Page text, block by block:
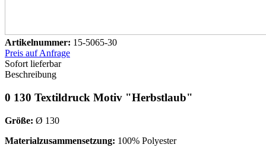
Artikelnummer: 15-5065-30
Preis auf Anfrage
Sofort lieferbar
Beschreibung
0 130 Textildruck Motiv "Herbstlaub"
Größe: Ø 130
Materialzusammensetzung: 100% Polyester